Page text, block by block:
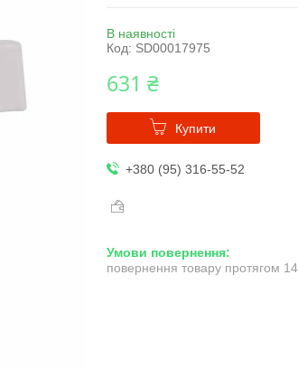
В наявності
Код: SD00017975
631 ₴
Купити
+380 (95) 316-55-52
повернення товару протягом 14